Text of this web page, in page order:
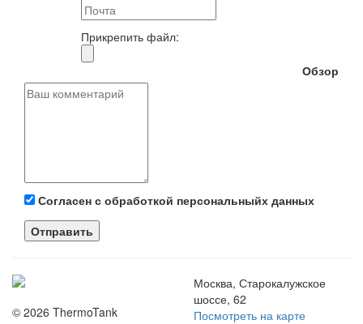
Прикрепить файл:
Обзор
Согласен с обработкой персональныйх данных
Отправить
Москва, Старокалужское
шоссе, 62
Посмотреть на карте
© 2026 ThermoTank